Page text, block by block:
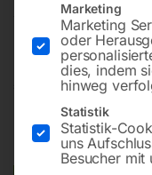
verwendbar)
360,00
inkl. MwSt. zzgl.
Lieferzeit:Auf
Marketing
Marketing
oder
dies, indem
hinweg
Statistik
Statistik-
uns
Besucher mit